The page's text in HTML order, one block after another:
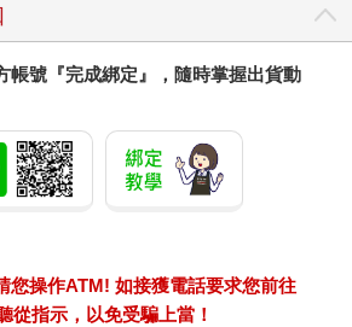
帳號『完成綁定』，隨時掌握出貨動
您操作ATM! 如接獲電話要求您前往
從指示，以免受騙上當！